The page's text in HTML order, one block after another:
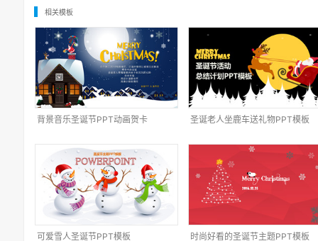
相关模板
背景音乐圣诞节PPT动画贺卡 圣诞老人坐鹿车送礼物PPT模板
可爱雪人圣诞节PPT模板 时尚好看的圣诞节主题PPT模板